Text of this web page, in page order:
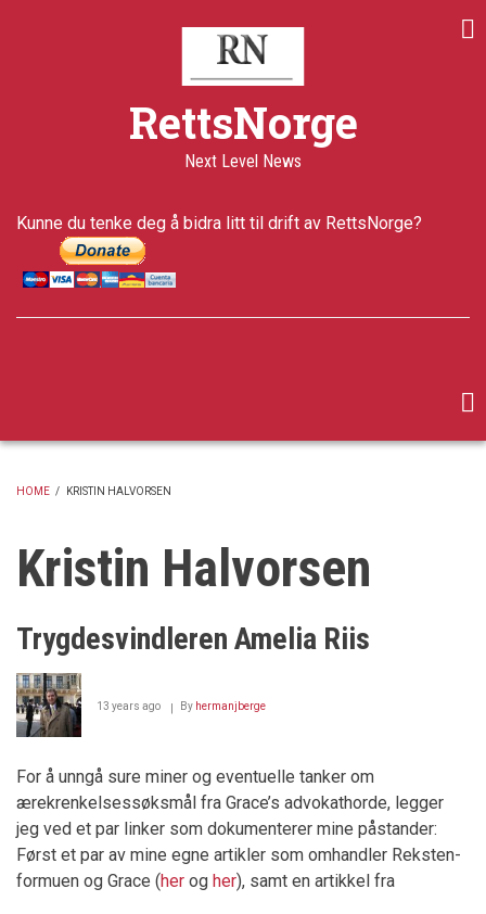
RettsNorge
Next Level News
Kunne du tenke deg å bidra litt til drift av RettsNorge?
HOME / KRISTIN HALVORSEN
Kristin Halvorsen
Trygdesvindleren Amelia Riis
13 years ago By hermanjberge
For å unngå sure miner og eventuelle tanker om
ærekrenkelsessøksmål fra Grace’s advokathorde, legger
jeg ved et par linker som dokumenterer mine påstander:
Først et par av mine egne artikler som omhandler Reksten-
formuen og Grace (her og her), samt en artikkel fra